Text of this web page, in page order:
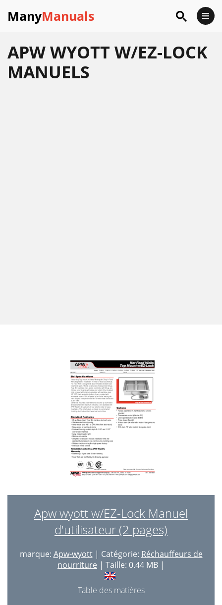
ManyManuals
APW WYOTT W/EZ-LOCK
MANUELS
Apw wyott w/EZ-Lock Manuel
d'utilisateur (2 pages)
marque: Apw-wyott| Catégorie: Réchauffeurs de
nourriture | Taille: 0.44 MB |
Table des matières